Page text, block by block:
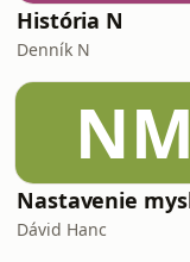
História N
Denník N
NM
Dávid Hanc